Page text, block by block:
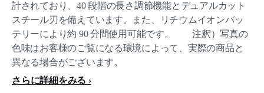
計されており、40 段階の長さ調節機能とデュアルカット
スチール刃を備えています。また、リチウムイオンバッ
テリーにより約 90 分間使用可能です。 注釈）写真の
色味はお客様のご覧になる環境によって、実際の商品と
異なる場合がございます。
さらに詳細をみる